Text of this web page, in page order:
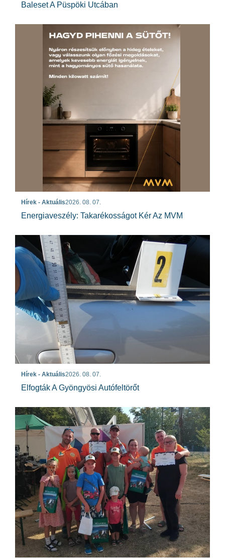
Baleset A Püspöki Utcában
Hírek - Aktuális2026. 08. 07.
Energiaveszély: Takarékosságot Kér Az MVM
Hírek - Aktuális2026. 08. 07.
Elfogták A Gyöngyösi Autófeltörőt